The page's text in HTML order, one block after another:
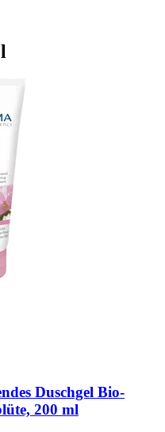
Duschgel Bio-​
200 ml